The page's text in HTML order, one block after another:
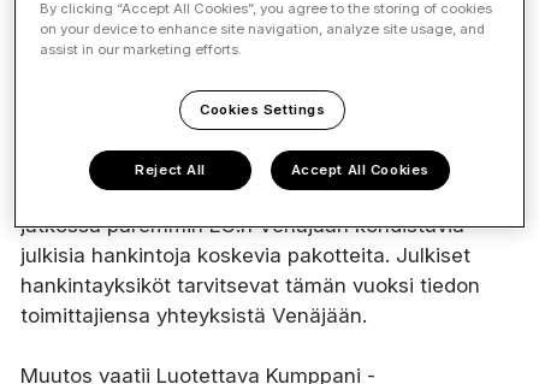
liitynnöistä muutetaan muotoon: “Onko yritykselläsi
asiakkaina julkisia hankintayksiköitä?” (kyllä/ei), ja
lisäkysymys yrityksen tai siinä määräysvaltaa
käyttävien tahojen liitynnöistä Venäjään.
Muutos palveluun tehdään siksi, että osio vastaa
jatkossa paremmin EU:n Venäjään kohdistuvia
julkisia hankintoja koskevia pakotteita. Julkiset
hankintayksiköt tarvitsevat tämän vuoksi tiedon
toimittajiensa yhteyksistä Venäjään.
Muutos vaatii Luotettava Kumppani -
By clicking “Accept All Cookies”, you agree to the storing of cookies
on your device to enhance site navigation, analyze site usage, and
assist in our marketing efforts.
Cookies Settings
Reject All Accept All Cookies